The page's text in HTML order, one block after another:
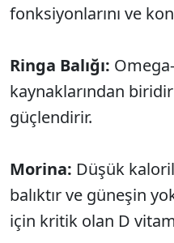
fonksiyonlarını ve
Ringa Balığı:
kaynaklarından
güçlendirir.
Morina: Düşük
balıktır ve güneşin
için kritik olan D